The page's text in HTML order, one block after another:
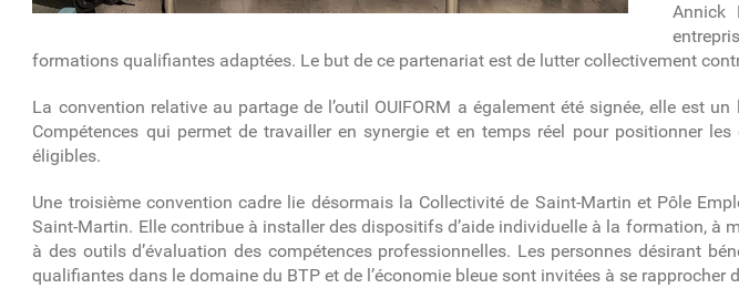
Annick
formations qualifiantes adaptées. Le but de ce partenariat est de lutter collectivement
La convention relative au partage de l’outil OUIFORM a également été signée, elle est
Compétences qui permet de travailler en synergie et en temps réel pour positionner
éligibles.
Une troisième convention cadre lie désormais la Collectivité de Saint-Martin et Pôle
Saint-Martin. Elle contribue à installer des dispositifs d’aide individuelle à la formation, à
à des outils d’évaluation des compétences professionnelles. Les personnes désirant
qualifiantes dans le domaine du BTP et de l’économie bleue sont invitées à se rapprocher